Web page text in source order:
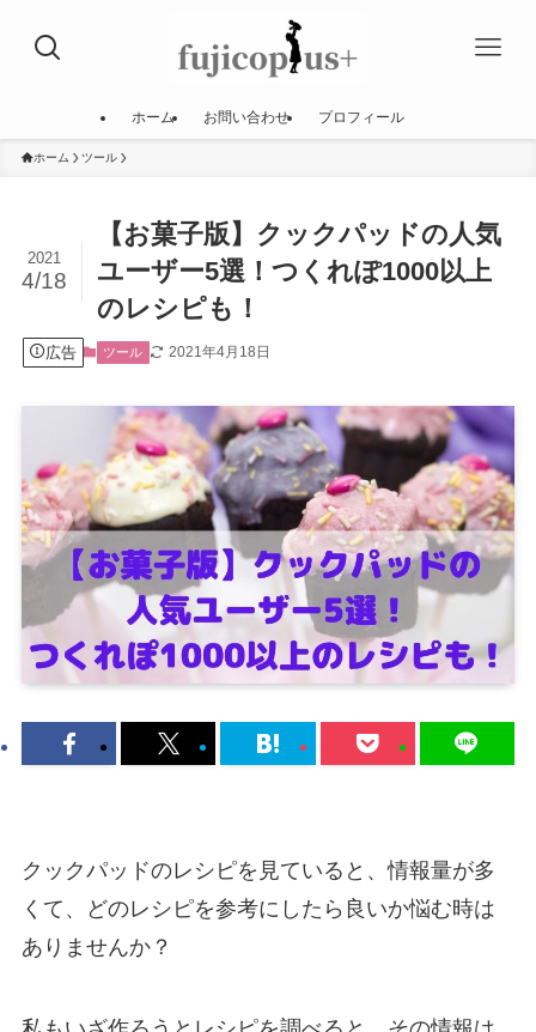
ホーム お問い合わせ プロフィール
ホーム ツール
【お菓子版】クックパッドの人気
ユーザー5選！つくれぽ1000以上
のレシピも！
2021
4/18
広告 ツール 2021年4月18日
クックパッドのレシピを見ていると、情報量が多
くて、どのレシピを参考にしたら良いか悩む時は
ありませんか？